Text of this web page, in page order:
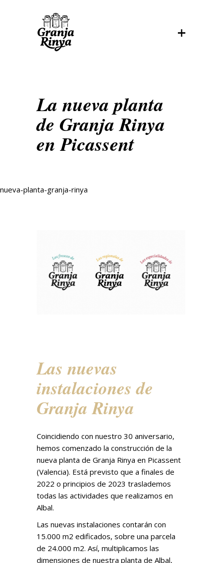
La nueva planta
de Granja Rinya
en Picassent
nueva-planta-granja-rinya
Las nuevas
instalaciones de
Granja Rinya
Coincidiendo con nuestro 30 aniversario,
hemos comenzado la construcción de la
nueva planta de Granja Rinya en Picassent
(Valencia). Está previsto que a finales de
2022 o principios de 2023 traslademos
todas las actividades que realizamos en
Albal.
Las nuevas instalaciones contarán con
15.000 m2 edificados, sobre una parcela
de 24.000 m2. Así, multiplicamos las
dimensiones de nuestra planta de Albal,